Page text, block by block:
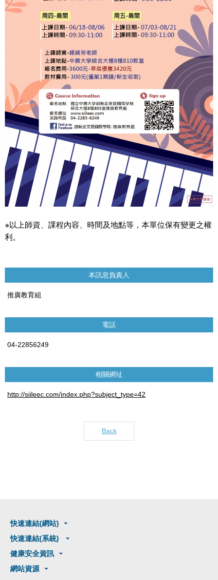
※以上師資、課程內容、時間及地點等，本單位保有變更之權
利。
本訊息負責人
推廣教育組
電話
04-22856249
相關網址
http://siileec.com/index.php?subject_type=42
Back
快速連結(網站)
快速連結(系統)
健康安全資訊
網站資源